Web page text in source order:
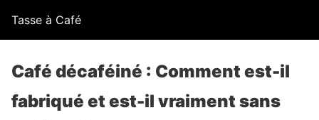
Tasse à Café
Café décaféiné : Comment est-il
fabriqué et est-il vraiment sans